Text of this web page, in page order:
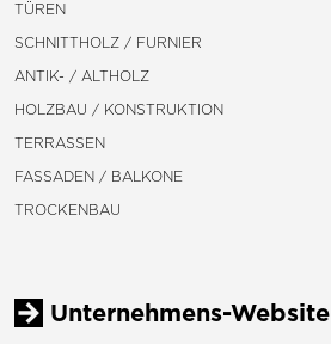
TÜREN
SCHNITTHOLZ / FURNIER
ANTIK- / ALTHOLZ
HOLZBAU / KONSTRUKTION
TERRASSEN
FASSADEN / BALKONE
TROCKENBAU
Unternehmens-Website